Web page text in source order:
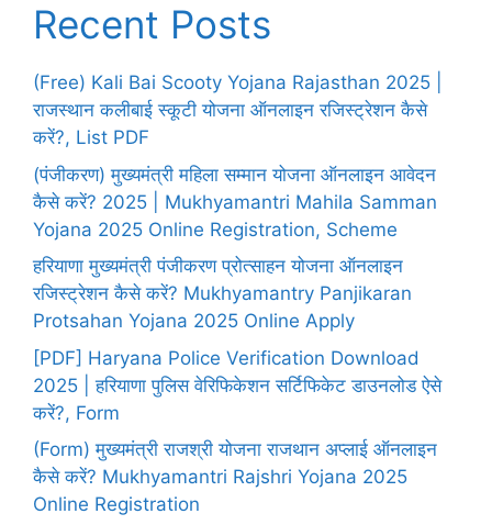
Recent Posts
(Free) Kali Bai Scooty Yojana Rajasthan 2025 |
राजस्थान कलीबाई स्कूटी योजना ऑनलाइन रजिस्ट्रेशन कैसे
करें?, List PDF
(पंजीकरण) मुख्यमंत्री महिला सम्मान योजना ऑनलाइन आवेदन
कैसे करें? 2025 | Mukhyamantri Mahila Samman
Yojana 2025 Online Registration, Scheme
हरियाणा मुख्यमंत्री पंजीकरण प्रोत्साहन योजना ऑनलाइन
रजिस्ट्रेशन कैसे करें? Mukhyamantry Panjikaran
Protsahan Yojana 2025 Online Apply
[PDF] Haryana Police Verification Download
2025 | हरियाणा पुलिस वेरिफिकेशन सर्टिफिकेट डाउनलोड ऐसे
करें?, Form
(Form) मुख्यमंत्री राजश्री योजना राजथान अप्लाई ऑनलाइन
कैसे करें? Mukhyamantri Rajshri Yojana 2025
Online Registration